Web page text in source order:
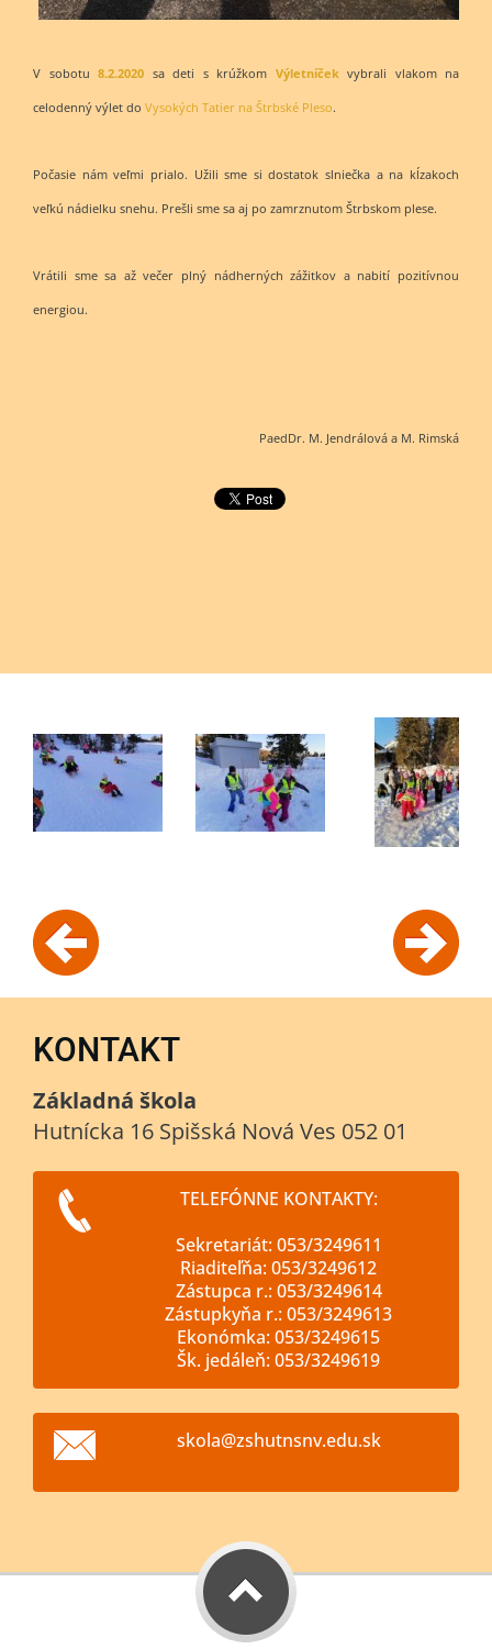
V sobotu 8.2.2020 sa deti s krúžkom Výletníčekvybrali vlakom na
celodenný výlet do Vysokých Tatier na Štrbské Pleso.
Počasie nám veľmi prialo. Užili sme si dostatok slniečka a na kĺzakoch
veľkú nádielku snehu. Prešli sme sa aj po zamrznutom Štrbskom plese.
Vrátili sme sa až večer plný nádherných zážitkov a nabití pozitívnou
energiou.
PaedDr. M. Jendrálová a M. Rimská
KONTAKT
Základná škola
Hutnícka 16 Spišská Nová Ves 052 01
TELEFÓNNE KONTAKTY:
Sekretariát: 053/3249611
Riaditeľňa: 053/3249612
Zástupca r.: 053/3249614
Zástupkyňa r.: 053/3249613
Ekonómka: 053/3249615
Šk. jedáleň: 053/3249619
skola@zshutnsnv.edu.sk